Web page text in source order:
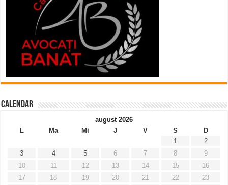
Calendar
august 2026
L
Ma Mi J V S
D
1
2
3
4 5 6 7 8
9
10
11 12 13 14 15
16
17
18 19 20 21 22
23